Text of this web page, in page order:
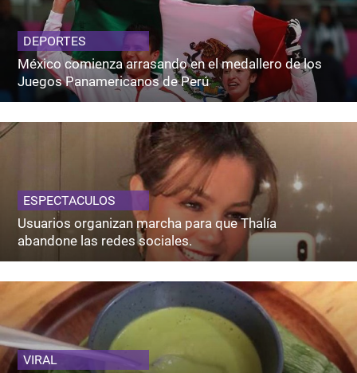
DEPORTES
México comienza arrasando en el medallero de los
Juegos Panamericanos de Perú
ESPECTACULOS
Usuarios organizan marcha para que Thalía
abandone las redes sociales.
VIRAL